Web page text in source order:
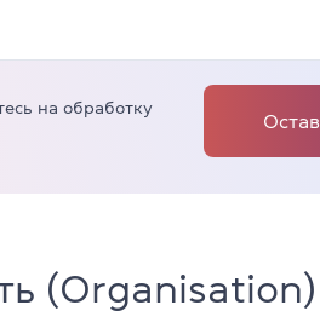
на обработку
(Organisation)